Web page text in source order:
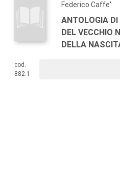
Federico Caffe'
ANTOLOGIA
DEL VECCHIO
DELLA
cod.
882.1